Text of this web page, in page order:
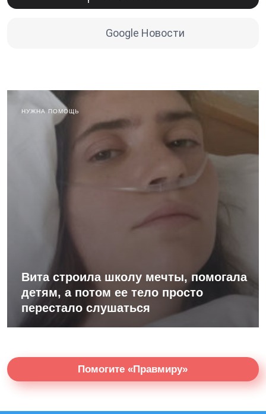
Google Новости
НУЖНА ПОМОЩЬ
Вита строила школу мечты, помогала
детям, а потом ее тело просто
перестало слушаться
Помогите «Правмиру»